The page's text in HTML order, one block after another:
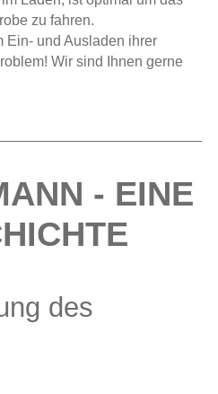
zu fahren.
Ein- und Ausladen ihrer
Wir sind Ihnen gerne
- EINE
des